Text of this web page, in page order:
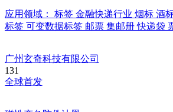
应用领域： 标签 金融快递行业 烟标 酒
标签 可变数据标签 邮票 集邮册 快递袋
广州玄奇科技有限公司
131
全球首发